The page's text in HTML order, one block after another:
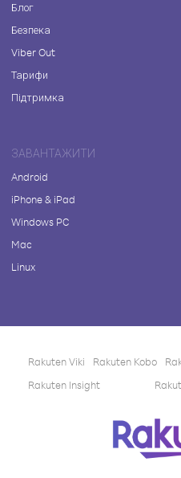
Блог
Безпека
Viber Out
Тарифи
Підтримка
ЗАВАНТАЖИТИ
Android
iPhone & iPad
Windows PC
Mac
Linux
Rakuten Viki Rakuten Kobo
Rakuten Insight